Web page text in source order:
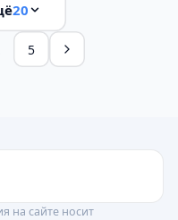
20
5
на сайте носит